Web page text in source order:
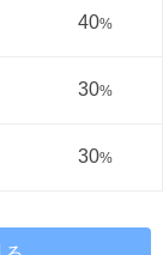
40%
30%
30%